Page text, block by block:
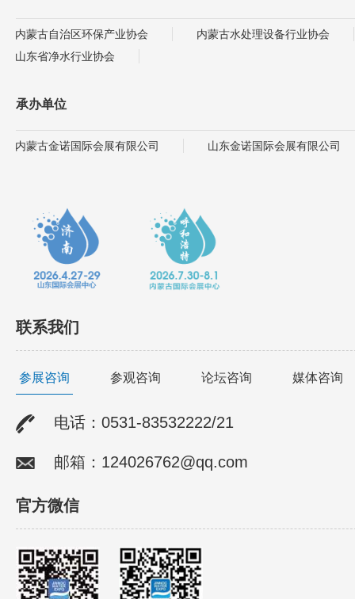
内蒙古自治区环保产业协会
内蒙古水处理设备行业协会
山东省净水行业协会
承办单位
内蒙古金诺国际会展有限公司 山东金诺国际会展有限公司
联系我们
参展咨询 参观咨询 论坛咨询 媒体咨询
电话：0531-83532222/21
邮箱：124026762@qq.com
官方微信